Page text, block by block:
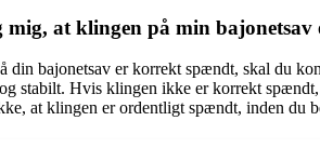
mig, at klingen på min
din bajonetsav er korrekt spændt, skal du
stabilt. Hvis klingen ikke er korrekt
at klingen er ordentligt spændt, inden du